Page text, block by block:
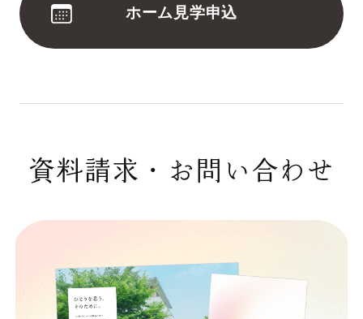
ホーム見学申込
資料請求・お問い合わせ